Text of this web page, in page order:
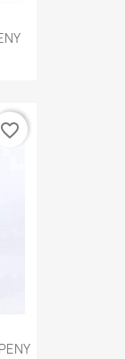
favorite_border